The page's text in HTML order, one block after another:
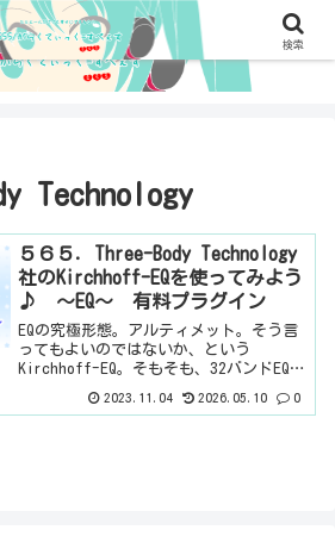
Technology
５６５．Three-Body Technology
社のKirchhoff-EQを使ってみよう
♪ ～EQ～ 有料プラグイン
EQの究極形態。アルティメット。そう言
ってもよいのではないか、という
Kirchhoff-EQ。そもそも、32バンドEQと
る。まぁ、ボクは32もつかってカーブを
2023.11.04 2026.05.10 0
検索